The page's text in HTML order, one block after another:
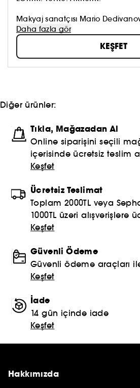
Makyaj sanatçısı Mario
güzelliğinin en mükemmel
yardımcı oluyor. Eğitimden
inovasyona kadar Mario, son on
makyaj tekniklerinden bazılarını
hale getirerek küresel bir takipçi
Daha fazla gör
KEŞFET
Diğer ürünler:
Tıkla, Mağazadan Al
Online siparişini seçili
içerisinde ücretsiz teslim
Keşfet
Ücretsiz Teslimat
Toplam 2000TL veya
1000TL üzeri alışverişlere
Keşfet
Güvenli Ödeme
Güvenli ödeme araçları
Keşfet
İade
14 gün içinde iade
Keşfet
Hakkımızda